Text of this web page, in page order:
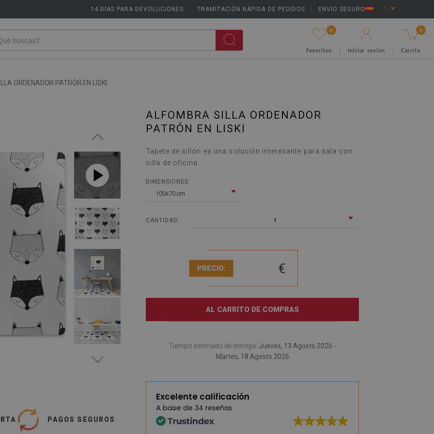
14 DÍAS PARA DEVOLUCIONES TRAMITACIÓN RÁPIDA DE PEDIDOS ENVÍO SEGURO
0
Favoritos Iniciar sesión
0
Carrito
ORDENADOR PATRÓN EN LISKI
PAGOS SEGUROS
ALFOMBRA SILLA ORDENADOR
PATRÓN EN LISKI
Tapete de sillón es una solución interesante para sala con
silla de oficina.
DIMENSIONES:
100x70 cm
CANTIDAD: 1
PRECIO: €
AL CARRITO DE COMPRAS
Tiempo estimado de entrega: Jueves, 13 Agosto 2026 -
Martes, 18 Agosto 2026
Excelente calificación
A base de 34 reseñas